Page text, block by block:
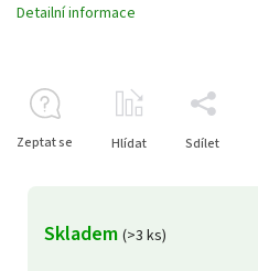
Skladem (>3 ks)
Detailní informace
Zeptat se Hlídat Sdílet